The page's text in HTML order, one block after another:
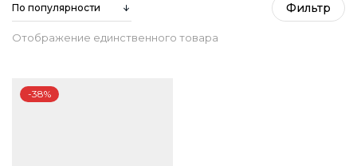
Фильтр
Отображение единственного товара
-38%